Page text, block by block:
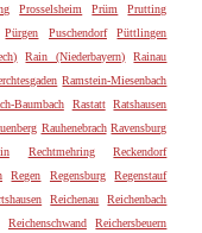
Prosselsheim Prüm
Prutting
Pürgen Puschendorf
Püttlingen
Rain (Niederbayern)
Rainau
Ramstein-Miesenbach
Baumbach Rastatt
Ratshausen
Rauhenebrach Ravensburg
Rechtmehring
Reckendorf
Regen Regensburg
Regenstauf
Reichenau
Reichenbach
Reichenschwand
Reichersbeuern